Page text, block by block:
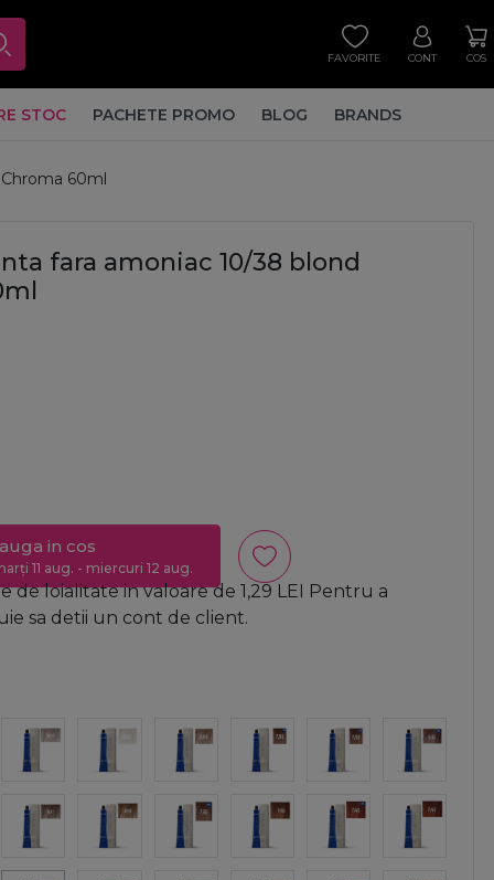
FAVORITE CONT COS
STOC PACHETE PROMO BLOG BRANDS
60ml
fara amoniac 10/38 blond
in cos
11 aug. - miercuri 12 aug.
de loialitate in valoare de 1,29 LEI
Pentru a
sa detii un cont de client.